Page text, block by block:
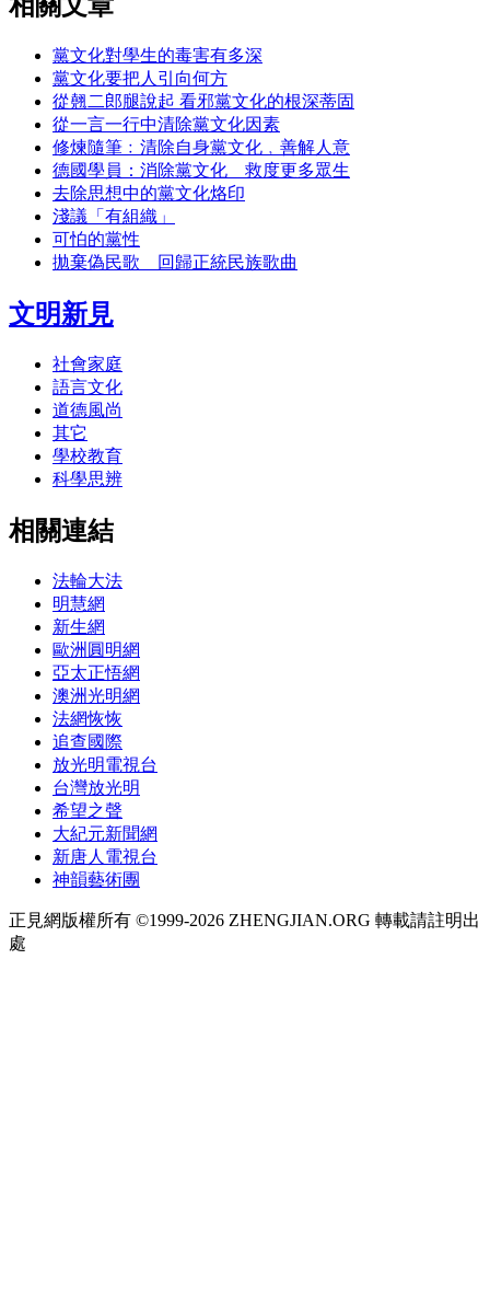
黨文化對學生的毒害有多深
黨文化要把人引向何方
從翹二郎腿說起 看邪黨文化的根深蒂固
從一言一行中清除黨文化因素
修煉隨筆﹕清除自身黨文化﹐善解人意
德國學員：消除黨文化 救度更多眾生
去除思想中的黨文化烙印
淺議「有組織」
可怕的黨性
拋棄偽民歌 回歸正統民族歌曲
文明新見
社會家庭
語言文化
道德風尚
其它
學校教育
科學思辨
相關連結
法輪大法
明慧網
新生網
歐洲圓明網
亞太正悟網
澳洲光明網
法網恢恢
追查國際
放光明電視台
台灣放光明
希望之聲
大紀元新聞網
新唐人電視台
神韻藝術團
正見網版權所有 ©1999-2026 ZHENGJIAN.ORG 轉載請註明出
處